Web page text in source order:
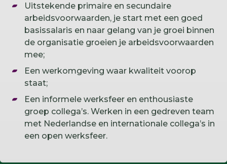
Uitstekende primaire en secundaire
arbeidsvoorwaarden, je start met een goed
basissalaris en naar gelang van je groei binnen
de organisatie groeien je arbeidsvoorwaarden
mee;
Een werkomgeving waar kwaliteit voorop
staat;
Een informele werksfeer en enthousiaste
groep collega’s. Werken in een gedreven team
met Nederlandse en internationale collega’s in
een open werksfeer.